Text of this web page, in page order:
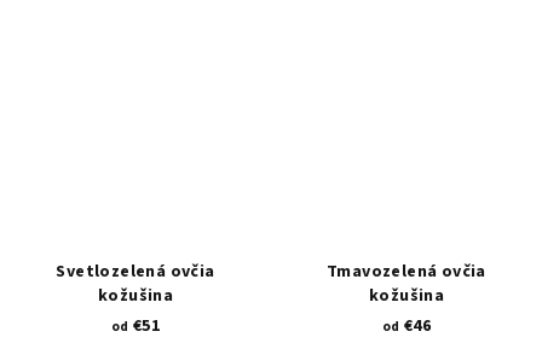
Svetlozelená ovčia
kožušina
od €51
Tmavozelená ovčia
kožušina
od €46